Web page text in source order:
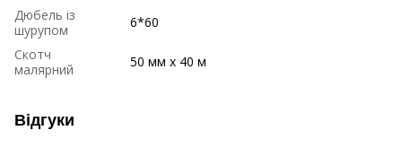
Дюбель із
шурупом
6*60
Скотч
малярний
50 мм x 40 м
Відгуки